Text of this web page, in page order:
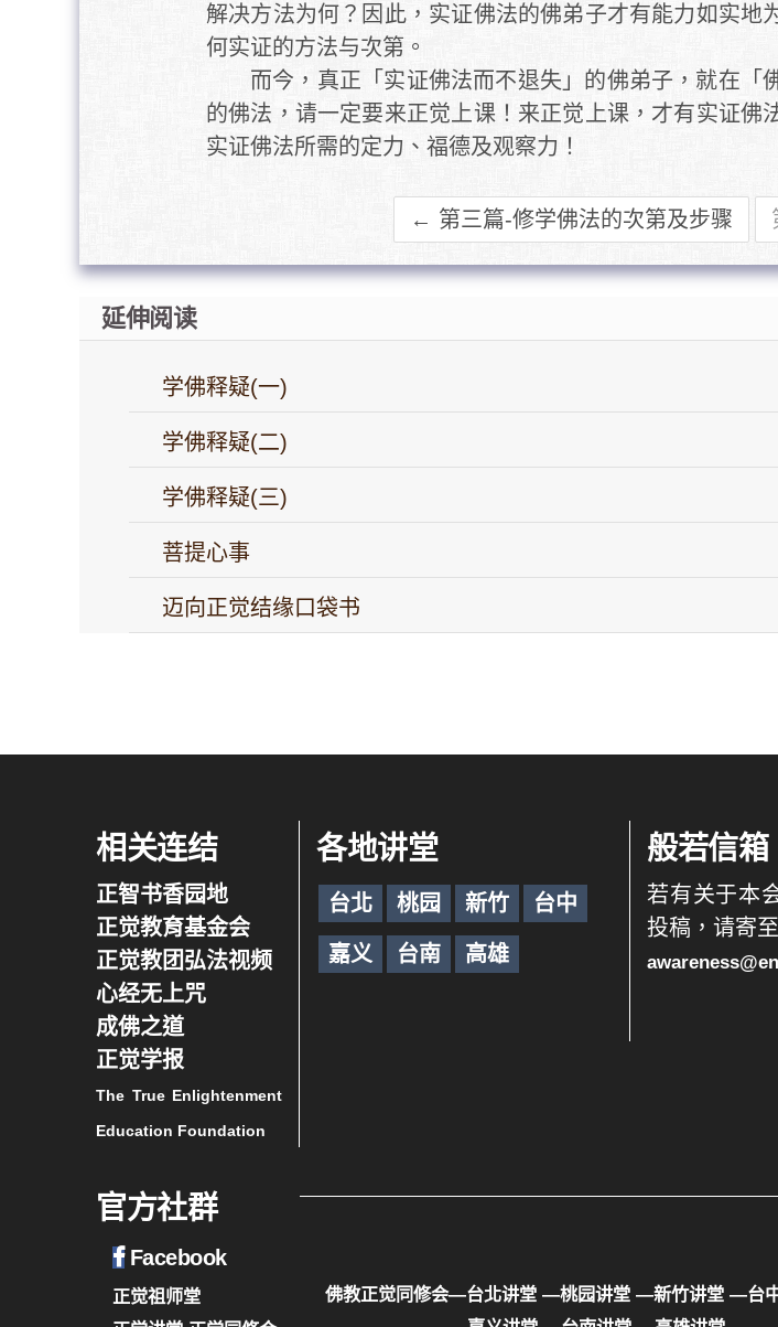
解决方法为何？因此，实证佛法的佛弟子才有能力如实
何实证的方法与次第。
而今，真正「实证佛法而不退失」的佛弟子，就在
的佛法，请一定要来正觉上课！来正觉上课，才有实证
实证佛法所需的定力、福德及观察力！
← 第三篇-修学佛法的次第及步骤
延伸阅读
学佛释疑(一)
学佛释疑(二)
学佛释疑(三)
菩提心事
迈向正觉结缘口袋书
相关连结
正智书香园地
正觉教育基金会
正觉教团弘法视频
心经无上咒
成佛之道
正觉学报
The True Enlightenment
Education Foundation
各地讲堂
台北 桃园 新竹 台中
嘉义 台南 高雄
般若信箱
若有关于本
投稿，请寄
官方社群
Facebook
正觉祖师堂
佛教正觉同修会—台北讲堂 —桃园讲堂 —新竹讲堂 —台